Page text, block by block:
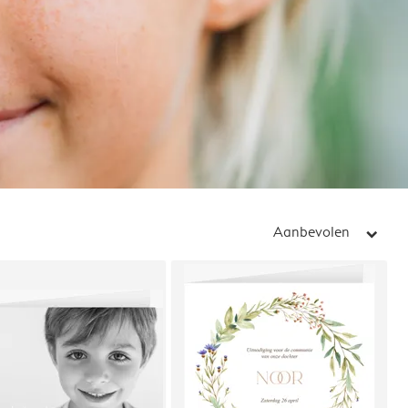
Aanbevolen arrow_right